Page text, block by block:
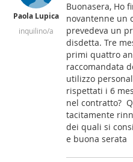
Paola Lupica
inquilino/a
Buonasera, Ho
novantenne un
prevedeva un
disdetta. Tre
primi quattro
raccomandata
utilizzo
rispettati i 6
nel contratto?
tacitamente
dei quali si
e buona serata